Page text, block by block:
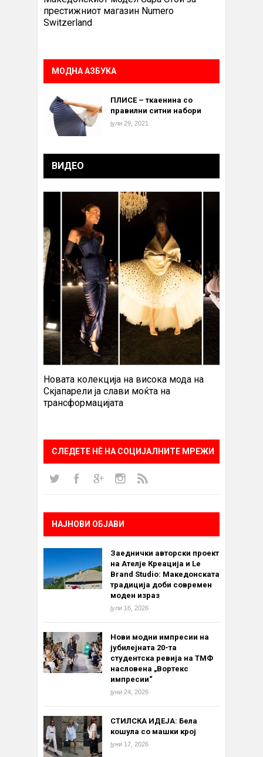
престижниот магазин Numero
Switzerland
МОДНА АЗБУКА
ПЛИСЕ – ткаенина со
правилни ситни набори
јули 29, 2021
ВИДЕО
Новата колекција на висока мода на
Скјапарели ја слави моќта на
трансформацијата
СЛЕДЕТЕ НÈ НА СОЦИЈАЛНИТЕ МРЕЖИ
НАЈНОВИ ОБЈАВИ
Заеднички авторски проект
на Ателје Креација и Le
Brand Studio: Македонската
традиција доби современ
моден израз
јули 16, 2026
Нови модни импресии на
јубилејната 20-та
студентска ревија на ТМФ
насловена „Вортекс
импресии“
јуни 24, 2026
СТИЛСКА ИДЕЈА: Бела
кошула со машки крој
јуни 17, 2026